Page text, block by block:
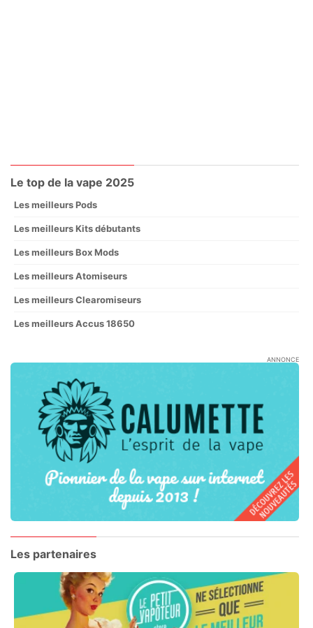
Le top de la vape 2025
Les meilleurs Pods
Les meilleurs Kits débutants
Les meilleurs Box Mods
Les meilleurs Atomiseurs
Les meilleurs Clearomiseurs
Les meilleurs Accus 18650
ANNONCE
Les partenaires